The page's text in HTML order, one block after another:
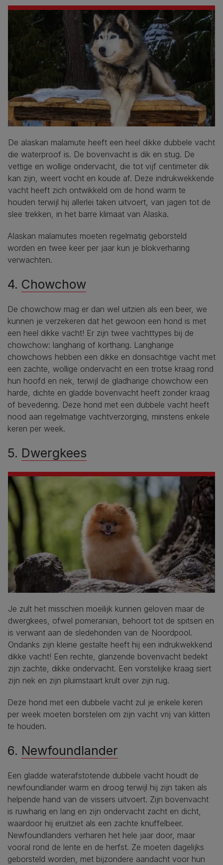
De alaskan malamute heeft een heel dikke dubbele vacht
die waterproof is. De bovenvacht is dik en stug. De
vettige en wollige ondervacht, die tot vijf centimeter dik
kan zijn, weert vocht en koude af. Deze indrukwekkende
vacht heeft zich ontwikkeld om de hond warm te
houden terwijl hij allerlei taken uitvoert, van jagen tot de
slee trekken, in het barre klimaat van Alaska.
Alaskan malamutes moeten regelmatig geborsteld
worden en twee keer per jaar kun je blokverharing
verwachten.
4. Chowchow
De chowchow mag er dan wel uitzien als een beer, we
kunnen je verzekeren dat het gewoon een hond is met
een heel dikke vacht! Er zijn twee vachttypes bij de
chowchow: langharig of kortharig. Langharige
chowchows hebben een dikke en donsachtige vacht met
een zachte, wollige ondervacht en een trotse kraag rond
hun hoofd en nek, terwijl de gladharige chowchow een
harde, dichte en gladde bovenvacht heeft zonder kraag
of bevedering. Deze hond met een dubbele vacht heeft
nood aan regelmatige vachtverzorging, minstens enkele
keren per week.
5. Dwergkees
Je zult het misschien moeilijk kunnen geloven maar de
dwergkees, ofwel pomeranian, behoort tot de spitsen en
is verwant aan de sledehonden van de Noordpool.
Ondanks zijn kleine gestalte heeft hij een indrukwekkend
dikke vacht! Een rechte, glanzende bovenvacht bedekt
zijn zachte, dikke ondervacht. Een vorstelijke kraag siert
zijn nek en zijn pluimstaart krult over zijn rug.
Deze hond met een dubbele vacht zul je enkele keren
per week moeten borstelen om zijn vacht vrij van klitten
te houden.
6. Newfoundlander
Een gladde waterafstotende dubbele vacht houdt de
newfoundlander warm en droog terwijl hij zijn taken als
helpende hand van de vissers uitvoert. Zijn bovenvacht
is ruwharig en lang en zijn ondervacht zacht en dicht,
waardoor hij eruitziet als een zachte knuffelbeer.
Newfoundlanders verharen het hele jaar door, maar
vooral rond de lente en de herfst. Ze moeten dagelijks
geborsteld worden, met bijzondere aandacht voor hun